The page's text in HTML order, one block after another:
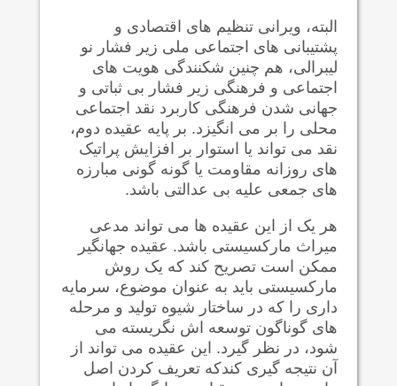
البته، ویرانی تنظیم های اقتصادی و
پشتیبانی های اجتماعی ملی زیر فشار نو
لیبرالی، هم چنین شکنندگی هویت های
اجتماعی و فرهنگی زیر فشار بی ثباتی و
جهانی شدن فرهنگی کاربرد نقد اجتماعی
محلی را بر می انگیزد. بر پایه عقیده دوم،
نقد می تواند یا استوار بر افزایش پراتیک
های روزانه مقاومت یا گونه گونی مبارزه
های جمعی علیه بی عدالتی باشد.
هر یک از این عقیده ها می تواند مدعی
میراث مارکسیستی باشد. عقیده جهانگیر
ممکن است تصریح کند که یک روش
مارکسیستی باید به عنوان موضوع، سرمایه
داری را که در ساختار شیوه تولید و مرحله
های گوناگون توسعه اش نگریسته می
شود، در نظر گیرد. این عقیده می تواند از
آن نتیجه گیری کندکه تعریف کردن اصل